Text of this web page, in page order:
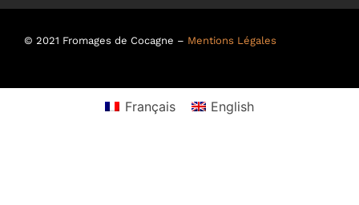
© 2021 Fromages de Cocagne – Mentions Légales
Français English